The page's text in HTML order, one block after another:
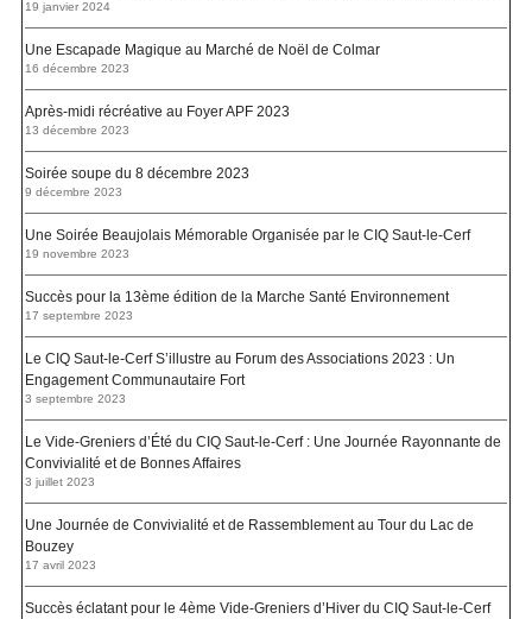
19 janvier 2024
Une Escapade Magique au Marché de Noël de Colmar
16 décembre 2023
Après-midi récréative au Foyer APF 2023
13 décembre 2023
Soirée soupe du 8 décembre 2023
9 décembre 2023
Une Soirée Beaujolais Mémorable Organisée par le CIQ Saut-le-Cerf
19 novembre 2023
Succès pour la 13ème édition de la Marche Santé Environnement
17 septembre 2023
Le CIQ Saut-le-Cerf S’illustre au Forum des Associations 2023 : Un
Engagement Communautaire Fort
3 septembre 2023
Le Vide-Greniers d’Été du CIQ Saut-le-Cerf : Une Journée Rayonnante de
Convivialité et de Bonnes Affaires
3 juillet 2023
Une Journée de Convivialité et de Rassemblement au Tour du Lac de
Bouzey
17 avril 2023
Succès éclatant pour le 4ème Vide-Greniers d’Hiver du CIQ Saut-le-Cerf